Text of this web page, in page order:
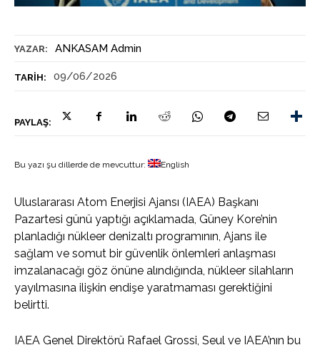
YAZAR: ANKASAM Admin
TARIH: 09/06/2026
PAYLAŞ:
Bu yazı şu dillerde de mevcuttur: English
Uluslararası Atom Enerjisi Ajansı (IAEA) Başkanı
Pazartesi günü yaptığı açıklamada, Güney Kore’nin
planladığı nükleer denizaltı programının, Ajans ile
sağlam ve somut bir güvenlik önlemleri anlaşması
imzalanacağı göz önüne alındığında, nükleer silahların
yayılmasına ilişkin endişe yaratmaması gerektiğini
belirtti.
IAEA Genel Direktörü Rafael Grossi, Seul ve IAEA’nın bu